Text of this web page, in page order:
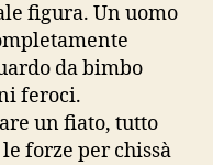
figura. Un uomo
da bimbo
feroci.
un fiato, tutto
forze per chissà